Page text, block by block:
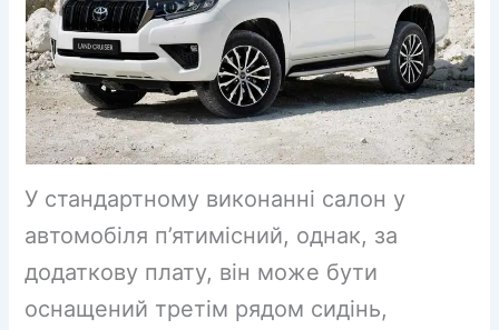
У стандартному виконанні салон у
автомобіля п’ятимісний, однак, за
додаткову плату, він може бути
оснащений третім рядом сидінь,